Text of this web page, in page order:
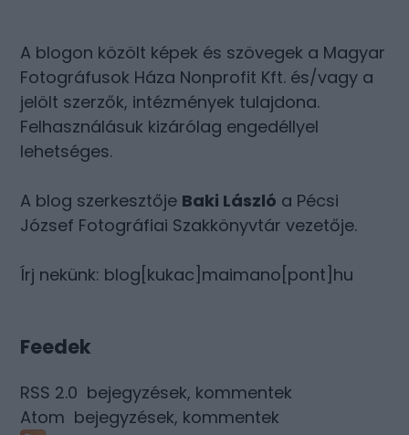
A blogon közölt képek és szövegek a Magyar
Fotográfusok Háza Nonprofit Kft. és/vagy a
jelölt szerzők, intézmények tulajdona.
Felhasználásuk kizárólag engedéllyel
lehetséges.
A blog szerkesztője Baki László a Pécsi
József Fotográfiai Szakkönyvtár vezetője.
Írj nekünk: blog[kukac]maimano[pont]hu
Feedek
RSS 2.0 bejegyzések, kommentek
Atom bejegyzések, kommentek